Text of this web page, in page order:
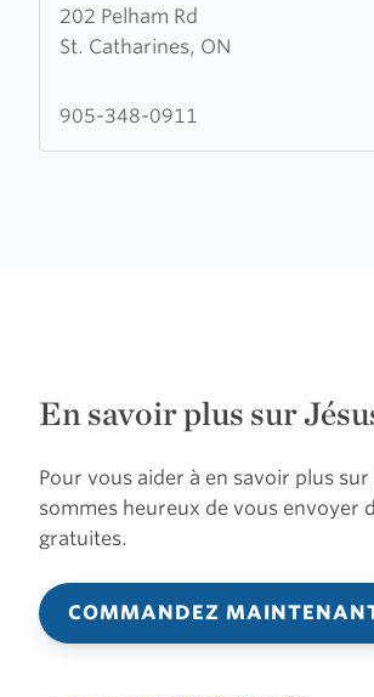
202 Pelham Rd
St. Catharines, ON
about
Life
Church
905-348-0911
En savoir plus sur
Pour vous aider à en savoir plus sur
sommes heureux de vous envoyer
gratuites.
COMMANDEZ